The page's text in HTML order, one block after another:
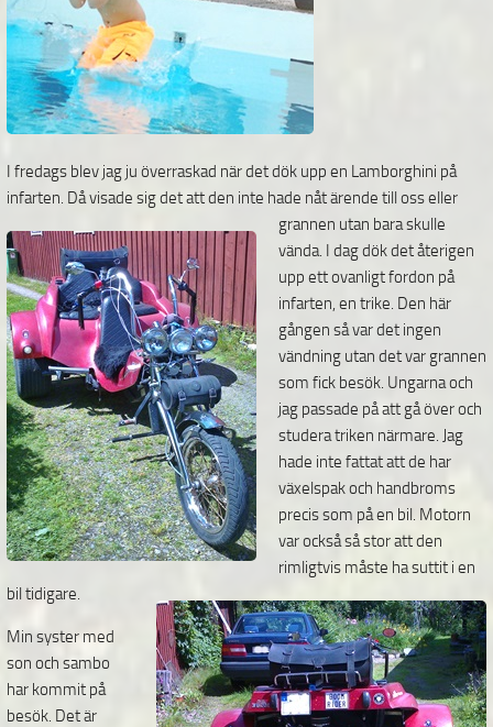
I fredags blev jag ju överraskad när det dök upp en Lamborghini på
infarten. Då visade sig det att den inte hade nåt ärende till oss eller
grannen utan bara skulle
vända. I dag dök det återigen
upp ett ovanligt fordon på
infarten, en trike. Den här
gången så var det ingen
vändning utan det var grannen
som fick besök. Ungarna och
jag passade på att gå över och
studera triken närmare. Jag
hade inte fattat att de har
växelspak och handbroms
precis som på en bil. Motorn
var också så stor att den
rimligtvis måste ha suttit i en
bil tidigare.
Min syster med
son och sambo
har kommit på
besök. Det är